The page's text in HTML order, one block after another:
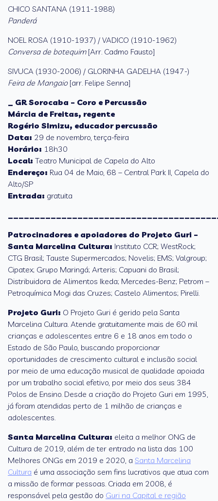
CHICO SANTANA (1911-1988)
Panderá
NOEL ROSA (1910-1937) / VADICO (1910-1962)
Conversa de botequim[Arr. Cadmo Fausto]
SIVUCA (1930-2006) / GLORINHA GADELHA (1947-)
Feira de Mangaio [arr. Felipe Senna]
_ GR Sorocaba – Coro e Percussão
Márcia de Freitas, regente
Rogério SImizu, educador percussão
Data: 29 de novembro, terça-feira
Horário: 18h30
Local: Teatro Municipal de Capela do Alto
Endereço: Rua 04 de Maio, 68 – Central Park II, Capela do
Alto/SP
Entrada: gratuita
Patrocinadores e apoiadores do Projeto Guri –
Santa Marcelina Cultura: Instituto CCR; WestRock;
CTG Brasil; Tauste Supermercados; Novelis; EMS; Valgroup;
Cipatex; Grupo Maringá; Arteris; Capuani do Brasil;
Distribuidora de Alimentos Ikeda; Mercedes-Benz; Petrom –
Petroquímica Mogi das Cruzes; Castelo Alimentos; Pirelli.
Projeto Guri: O Projeto Guri é gerido pela Santa
Marcelina Cultura. Atende gratuitamente mais de 60 mil
crianças e adolescentes entre 6 e 18 anos em todo o
Estado de São Paulo, buscando proporcionar
oportunidades de crescimento cultural e inclusão social
por meio de uma educação musical de qualidade apoiada
por um trabalho social efetivo, por meio dos seus 384
Polos de Ensino. Desde a criação do Projeto Guri em 1995,
já foram atendidas perto de 1 milhão de crianças e
adolescentes.
Santa Marcelina Cultura: eleita a melhor ONG de
Cultura de 2019, além de ter entrado na lista das 100
Melhores ONGs em 2019 e 2020, a Santa Marcelina
Cultura é uma associação sem fins lucrativos que atua com
a missão de formar pessoas. Criada em 2008, é
responsável pela gestão do Guri na Capital e região